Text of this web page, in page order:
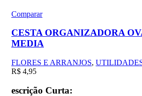
Comparar
CESTA ORGANIZADORA
MEDIA
FLORES E ARRANJOS,
R$ 4,95
escrição Curta: